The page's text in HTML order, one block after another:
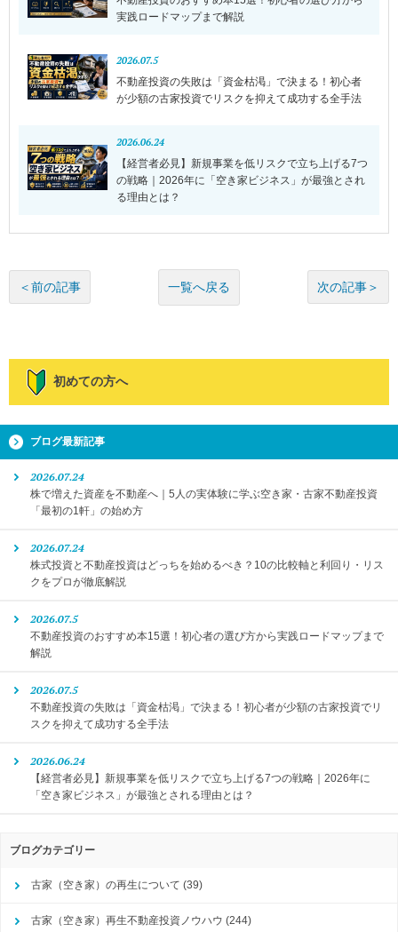
実践ロードマップまで解説
2026.07.5
不動産投資の失敗は「資金枯渇」で決まる！初心者
が少額の古家投資でリスクを抑えて成功する全手法
2026.06.24
【経営者必見】新規事業を低リスクで立ち上げる7つ
の戦略｜2026年に「空き家ビジネス」が最強とされ
る理由とは？
＜前の記事 一覧へ戻る 次の記事＞
初めての方へ
ブログ最新記事
2026.07.24
株で増えた資産を不動産へ｜5人の実体験に学ぶ空き家・古家不動産投資
「最初の1軒」の始め方
2026.07.24
株式投資と不動産投資はどっちを始めるべき？10の比較軸と利回り・リス
クをプロが徹底解説
2026.07.5
不動産投資のおすすめ本15選！初心者の選び方から実践ロードマップまで
解説
2026.07.5
不動産投資の失敗は「資金枯渇」で決まる！初心者が少額の古家投資でリ
スクを抑えて成功する全手法
2026.06.24
【経営者必見】新規事業を低リスクで立ち上げる7つの戦略｜2026年に
「空き家ビジネス」が最強とされる理由とは？
ブログカテゴリー
古家（空き家）の再生について (39)
古家（空き家）再生不動産投資ノウハウ (244)